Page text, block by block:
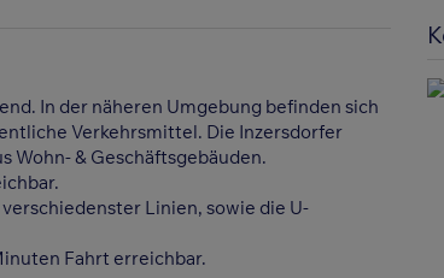
In der näheren Umgebung befinden sich
Verkehrsmittel. Die Inzersdorfer
Wohn- & Geschäftsgebäuden.
Linien, sowie die U-
Fahrt erreichbar.